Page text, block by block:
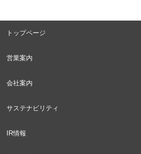
トップページ
営業案内
会社案内
サステナビリティ
IR情報